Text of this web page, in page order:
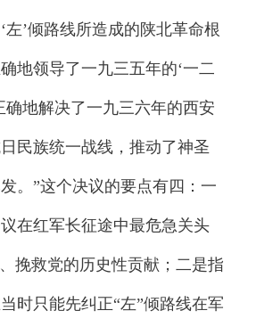
左’倾路线所造成的陕北革命根
地领导了一九三五年的‘一二
确地解决了一九三六年的西安
民族统一战线，推动了神圣
。”这个决议的要点有四：一
在红军长征途中最危急关头
挽救党的历史性贡献；二是指
时只能先纠正“左”倾路线在军